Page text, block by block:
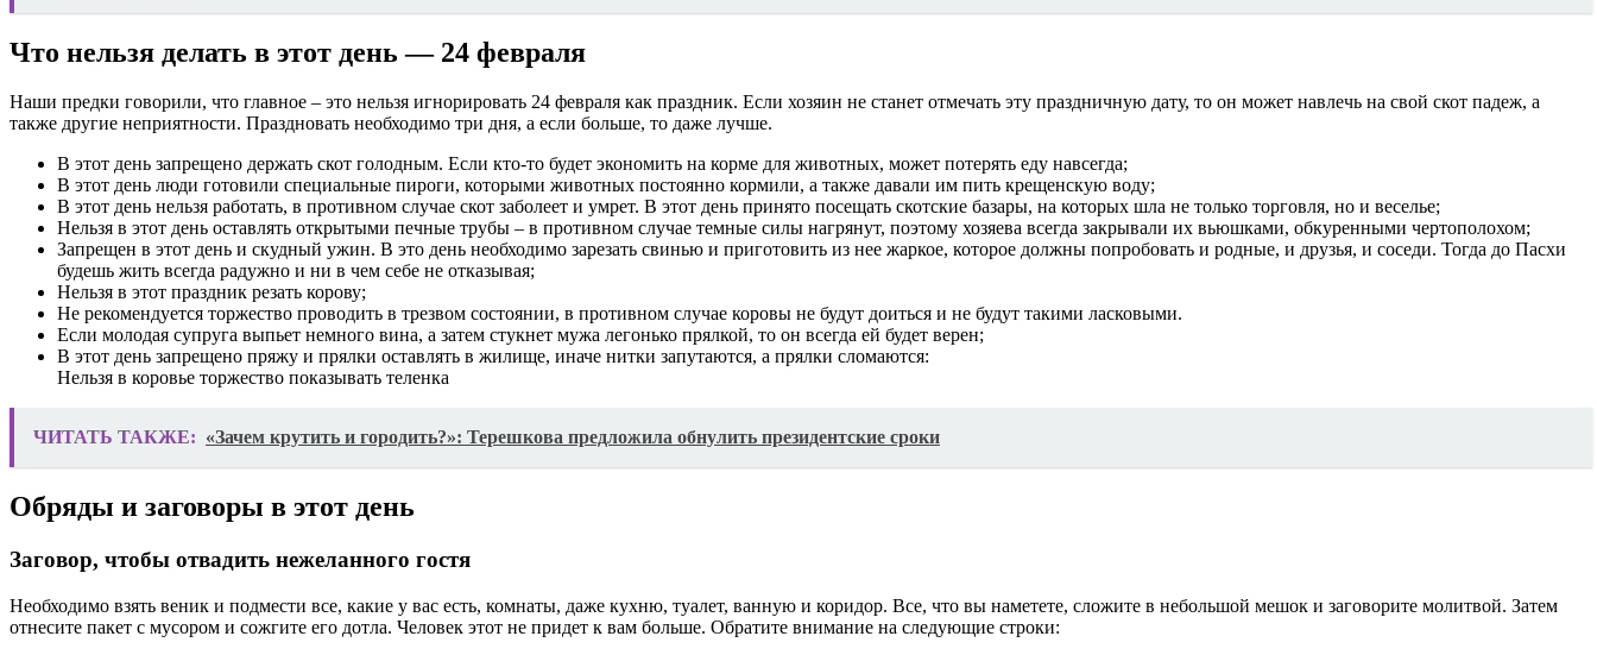
Что нельзя делать в этот день — 24 февраля
Наши предки говорили, что главное – это нельзя игнорировать 24 февраля как праздник. Если хозяин не станет отмечать эту праздничную дату, то он может навлечь на свой скот падеж, а
также другие неприятности. Праздновать необходимо три дня, а если больше, то даже лучше.
В этот день запрещено держать скот голодным. Если кто-то будет экономить на корме для животных, может потерять еду навсегда;
В этот день люди готовили специальные пироги, которыми животных постоянно кормили, а также давали им пить крещенскую воду;
В этот день нельзя работать, в противном случае скот заболеет и умрет. В этот день принято посещать скотские базары, на которых шла не только торговля, но и веселье;
Нельзя в этот день оставлять открытыми печные трубы – в противном случае темные силы нагрянут, поэтому хозяева всегда закрывали их вьюшками, обкуренными чертополохом;
Запрещен в этот день и скудный ужин. В это день необходимо зарезать свинью и приготовить из нее жаркое, которое должны попробовать и родные, и друзья, и соседи. Тогда до Пасхи
будешь жить всегда радужно и ни в чем себе не отказывая;
Нельзя в этот праздник резать корову;
Не рекомендуется торжество проводить в трезвом состоянии, в противном случае коровы не будут доиться и не будут такими ласковыми.
Если молодая супруга выпьет немного вина, а затем стукнет мужа легонько прялкой, то он всегда ей будет верен;
В этот день запрещено пряжу и прялки оставлять в жилище, иначе нитки запутаются, а прялки сломаются:
Нельзя в коровье торжество показывать теленка
ЧИТАТЬ ТАКЖЕ: «Зачем крутить и городить?»: Терешкова предложила обнулить президентские сроки
Обряды и заговоры в этот день
Заговор, чтобы отвадить нежеланного гостя
Необходимо взять веник и подмести все, какие у вас есть, комнаты, даже кухню, туалет, ванную и коридор. Все, что вы наметете, сложите в небольшой мешок и заговорите молитвой. Затем
отнесите пакет с мусором и сожгите его дотла. Человек этот не придет к вам больше. Обратите внимание на следующие строки: